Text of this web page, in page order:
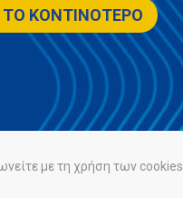
ΤΟ ΚΟΝΤΙΝΟΤΕΡΟ
με τη χρήση των cookies.